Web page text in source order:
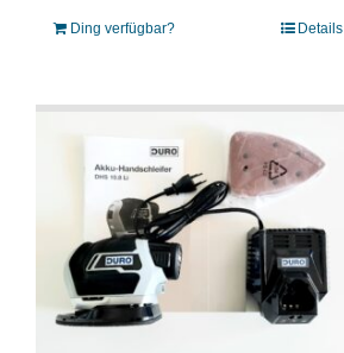
Ding verfügbar? Details